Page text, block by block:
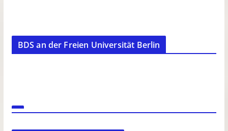
BDS an der Freien Universität Berlin